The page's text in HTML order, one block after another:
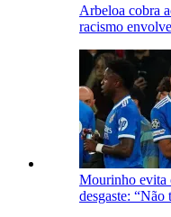
Arbeloa cobra
racismo
Mourinho evita
desgaste: